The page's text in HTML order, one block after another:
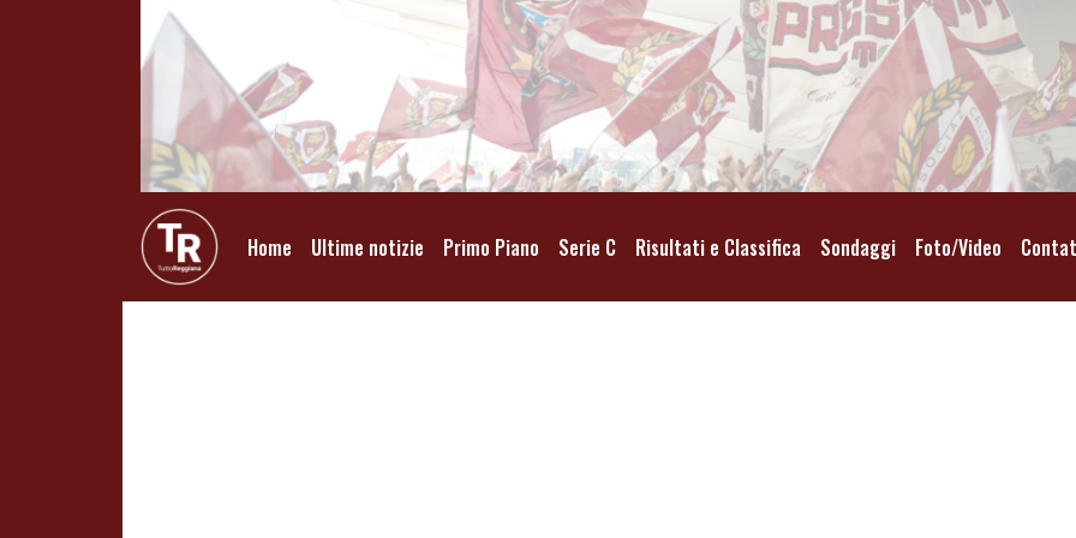
Home Ultime notizie Primo Piano Serie C Risultati e Classifica Sondaggi Foto/Video